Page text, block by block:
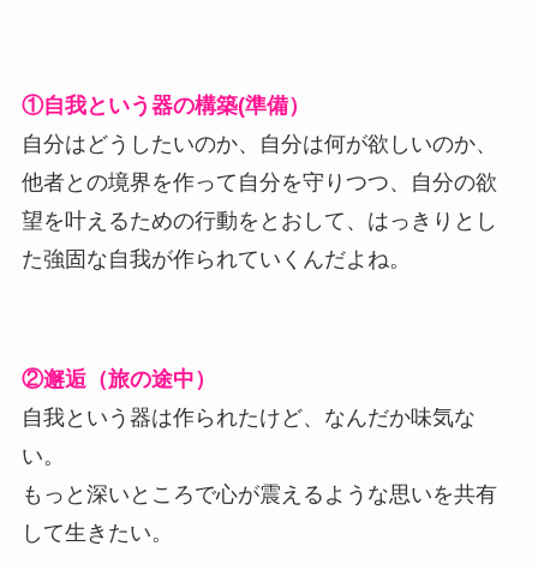
①自我という器の構築(準備）
自分はどうしたいのか、自分は何が欲しいのか、
他者との境界を作って自分を守りつつ、自分の欲
望を叶えるための行動をとおして、はっきりとし
た強固な自我が作られていくんだよね。
②邂逅（旅の途中）
自我という器は作られたけど、なんだか味気な
い。
もっと深いところで心が震えるような思いを共有
して生きたい。